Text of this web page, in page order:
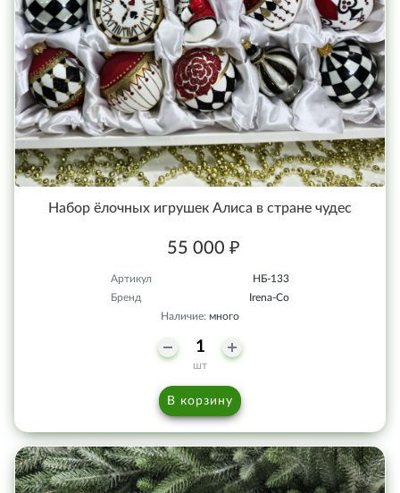
Набор ёлочных игрушек Алиса в стране чудес
55 000 ₽
Артикул
НБ-133
Бренд
Irena-Co
Наличие: много
шт
В корзину